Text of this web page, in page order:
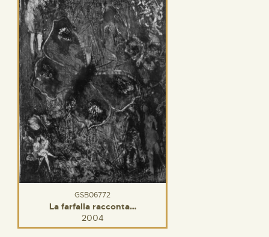
GSB06772
La farfalla racconta…
2004